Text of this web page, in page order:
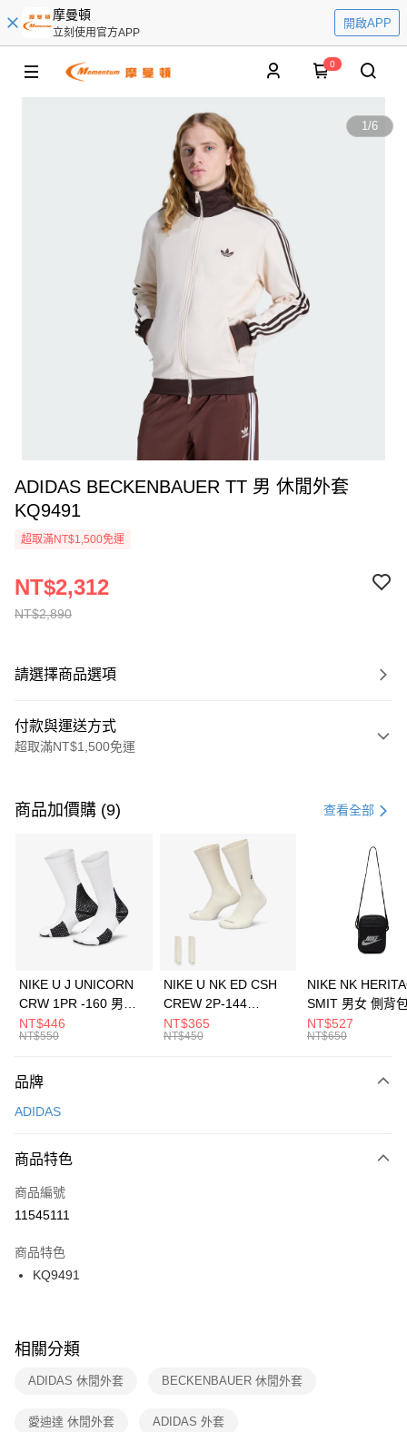
摩曼頓
立刻使用官方APP
開啟APP
0
1/6
ADIDAS BECKENBAUER TT 男 休閒外套
KQ9491
超取滿NT$1,500免運
NT$2,890
NT$2,312
請選擇商品選項
付款與運送方式
超取滿NT$1,500免運
信用卡一次付款
3 期 0 利率 每期 21家銀行
合作金庫商業銀行
第一商業銀行
華南商業銀行
彰化商業銀行
上海商業儲蓄銀行
元大商業銀行
台灣樂天信用卡公司
Apple Pay
全盈+PAY
AFTEE先享後付
【關於「AFTEE先享後付」】
便利好安心！
３．安心：先確認商品／服務後，再付款。
【「AFTEE先享後付」結帳流程】
１．於結帳方式選擇「AFTEE先享後付」後，將跳轉至「AFTEE先享後付」
２．訂單成立數日內，您將收到繳費通知簡訊。
３．收到繳費通知簡訊後14天內，點擊此簡訊中的連結，可透過四大超商／
ATM／網路銀行／等多元方式進行付款，方視為交易完成。
※ 交易是否成功請以「AFTEE先享後付 」之結帳頁面顯示為準，若有關於
是否繳費成功／繳費後需取消欲退款等相關疑問，請聯繫「AFTEE先享後付
客戶支援中心」https://netprotections.freshdesk.com/support/home
１．透過由恩沛科技股份有限公司提供之「AFTEE先享後付」服務完成之交
運送方式
每筆NT$100，滿NT$1,500(含以上)免運費
宅配
每筆NT$100，滿NT$1,500(含以上)免運費
付款後門市自取
每筆NT$100，滿NT$1,500(含以上)免運費
商品加價購 (9) 查看全部
NIKE U J UNICORN
CRW 1PR -160 男女
中統襪 FZ3393100
NT$446
NT$550
NIKE U NK ED CSH
CREW 2P-144
EMBRDY 男女 短統襪
FZ3073133
NT$365
NT$450
NIKE NK
SMIT 男女 側背
BA5871010
NT$527
NT$650
品牌
ADIDAS
商品特色
商品編號
11545111
商品特色
KQ9491
相關分類
ADIDAS 休閒外套 BECKENBAUER 休閒外套
愛迪達 休閒外套 ADIDAS 外套